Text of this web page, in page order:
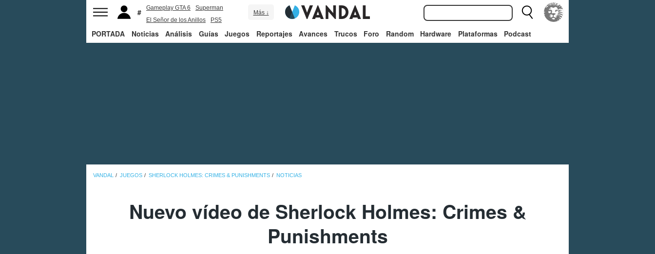
Gameplay GTA 6
Superman
El Señor de los Anillos
PS5
Más ↓
PORTADA Noticias Análisis Guías Juegos Reportajes Avances Trucos Foro Random Hardware Plataformas Podcast
VANDAL JUEGOS SHERLOCK HOLMES: CRIMES & PUNISHMENTS NOTICIAS
Nuevo vídeo de Sherlock Holmes: Crimes &
Punishments